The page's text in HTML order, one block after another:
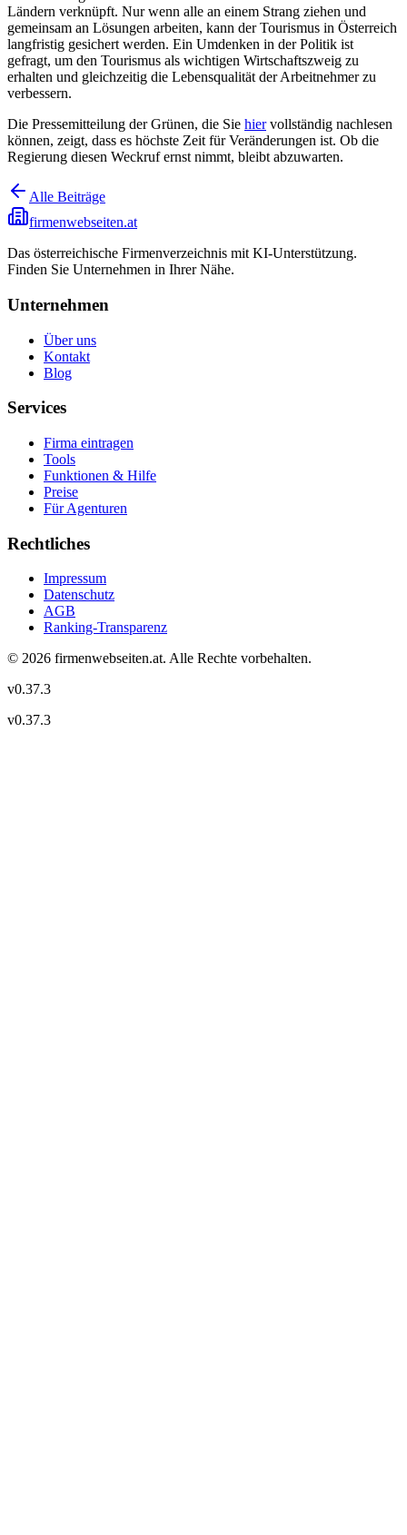
Ländern verknüpft. Nur wenn alle an einem Strang ziehen und
gemeinsam an Lösungen arbeiten, kann der Tourismus in Österreich
langfristig gesichert werden. Ein Umdenken in der Politik ist
gefragt, um den Tourismus als wichtigen Wirtschaftszweig zu
erhalten und gleichzeitig die Lebensqualität der Arbeitnehmer zu
verbessern.
Die Pressemitteilung der Grünen, die Sie hiervollständig nachlesen
können, zeigt, dass es höchste Zeit für Veränderungen ist. Ob die
Regierung diesen Weckruf ernst nimmt, bleibt abzuwarten.
Alle Beiträge
firmenwebseiten.at
Das österreichische Firmenverzeichnis mit KI-Unterstützung.
Finden Sie Unternehmen in Ihrer Nähe.
Unternehmen
Über uns
Kontakt
Blog
Services
Firma eintragen
Tools
Funktionen & Hilfe
Preise
Für Agenturen
Rechtliches
Impressum
Datenschutz
AGB
Ranking-Transparenz
© 2026 firmenwebseiten.at. Alle Rechte vorbehalten.
v0.37.3
v0.37.3